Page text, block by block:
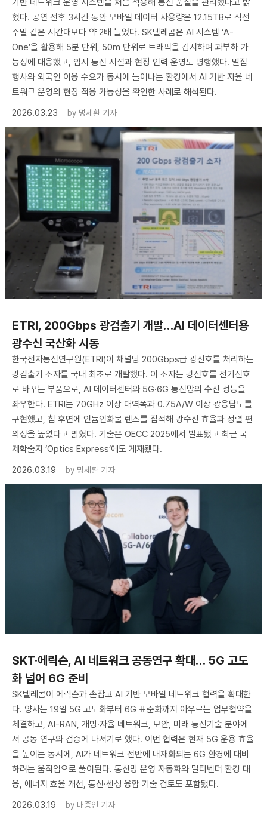
혔다. 공연 전후 3시간 동안 모바일 데이터 사용량은 12.15TB로 직전
주말 같은 시간대보다 약 2배 늘었다. SK텔레콤은 AI 시스템 ‘A-
One’을 활용해 5분 단위, 50m 단위로 트래픽을 감시하며 과부하 가
능성에 대응했고, 임시 통신 시설과 현장 인력 운영도 병행했다. 밀집
행사와 외국인 이용 수요가 동시에 늘어나는 환경에서 AI 기반 자율 네
트워크 운영의 현장 적용 가능성을 확인한 사례로 해석된다.
2026.03.23
by 명세환 기자
ETRI, 200Gbps 광검출기 개발…AI 데이터센터용
광수신 국산화 시동
한국전자통신연구원(ETRI)이 채널당 200Gbps급 광신호를 처리하는
광검출기 소자를 국내 최초로 개발했다. 이 소자는 광신호를 전기신호
로 바꾸는 부품으로, AI 데이터센터와 5G·6G 통신망의 수신 성능을
좌우한다. ETRI는 70GHz 이상 대역폭과 0.75A/W 이상 광응답도를
구현했고, 칩 후면에 인듐인화물 렌즈를 집적해 광수신 효율과 정렬 편
의성을 높였다고 밝혔다. 기술은 OECC 2025에서 발표됐고 최근 국
제학술지 ‘Optics Express’에도 게재됐다.
2026.03.19
by 명세환 기자
SKT·에릭슨, AI 네트워크 공동연구 확대… 5G 고도
화 넘어 6G 준비
SK텔레콤이 에릭슨과 손잡고 AI 기반 모바일 네트워크 협력을 확대한
다. 양사는 19일 5G 고도화부터 6G 표준화까지 아우르는 업무협약을
체결하고, AI-RAN, 개방·자율 네트워크, 보안, 미래 통신기술 분야에
서 공동 연구와 검증에 나서기로 했다. 이번 협력은 현재 5G 운용 효율
을 높이는 동시에, AI가 네트워크 전반에 내재화되는 6G 환경에 대비
하려는 움직임으로 풀이된다. 통신망 운영 자동화와 멀티벤더 환경 대
응, 에너지 효율 개선, 통신·센싱 융합 기술 검토도 포함됐다.
2026.03.19
by 배종인 기자